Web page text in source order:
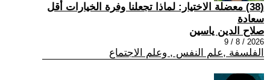
(38) معضلة الاختيار: لماذا تجعلنا وفرة الخيارات أقل
سعادة
صلاح الدين ياسين
2026 / 8 / 9
الفلسفة ,علم النفس , وعلم الاجتماع